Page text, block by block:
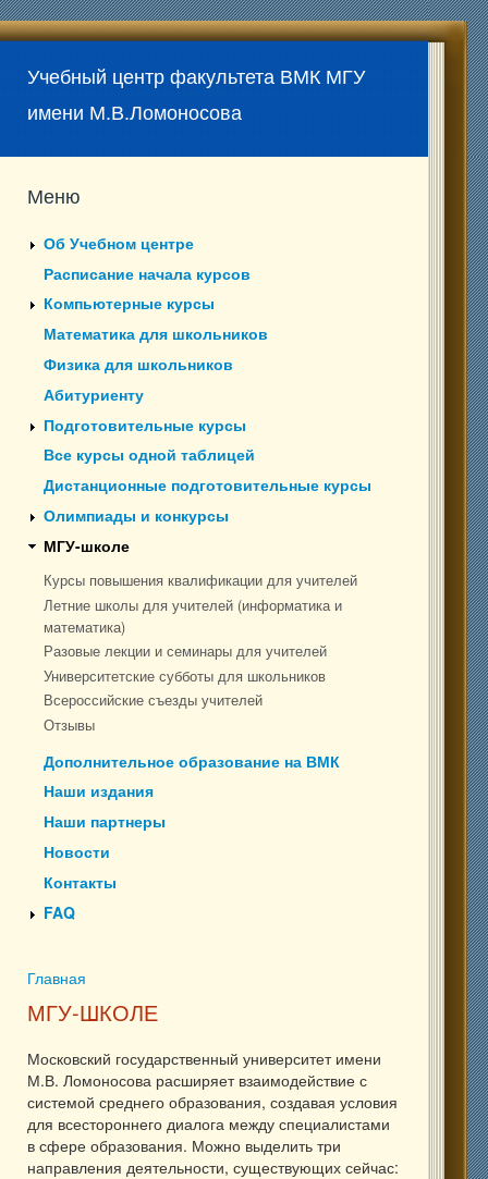
Учебный центр факультета ВМК МГУ
имени М.В.Ломоносова
Меню
Об Учебном центре
Расписание начала курсов
Компьютерные курсы
Математика для школьников
Физика для школьников
Абитуриенту
Подготовительные курсы
Все курсы одной таблицей
Дистанционные подготовительные курсы
Олимпиады и конкурсы
МГУ-школе
Курсы повышения квалификации для учителей
Летние школы для учителей (информатика и
математика)
Разовые лекции и семинары для учителей
Университетские субботы для школьников
Всероссийские съезды учителей
Отзывы
Дополнительное образование на ВМК
Наши издания
Наши партнеры
Новости
Контакты
FAQ
Вы здесь
Главная
МГУ-ШКОЛЕ
Московский государственный университет имени
М.В. Ломоносова расширяет взаимодействие с
системой среднего образования, создавая условия
для всестороннего диалога между специалистами
в сфере образования. Можно выделить три
направления деятельности, существующих сейчас: